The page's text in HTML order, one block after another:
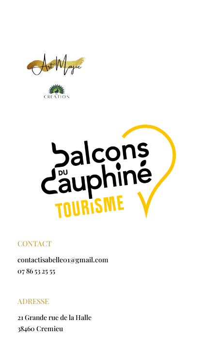
CONTACT
contactisabelle01@gmail.com
07 86 53 25 55
ADRESSE
21 Grande rue de la Halle
38460 Cremieu